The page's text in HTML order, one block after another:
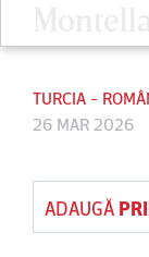
TURCIA -
26 MAR 2026
ADAUGĂ